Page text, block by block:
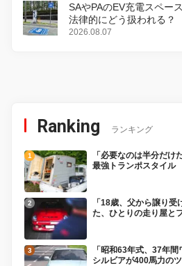
SAやPAのEV充電スペー
法律的にどう扱われる？
2026.08.07
Ranking ランキング
「必要なのは半分だけ
最強トランポスタイル
「18歳、父から譲り
た、ひとりの走り屋と
「昭和63年式、37年
シルビアが400馬力の